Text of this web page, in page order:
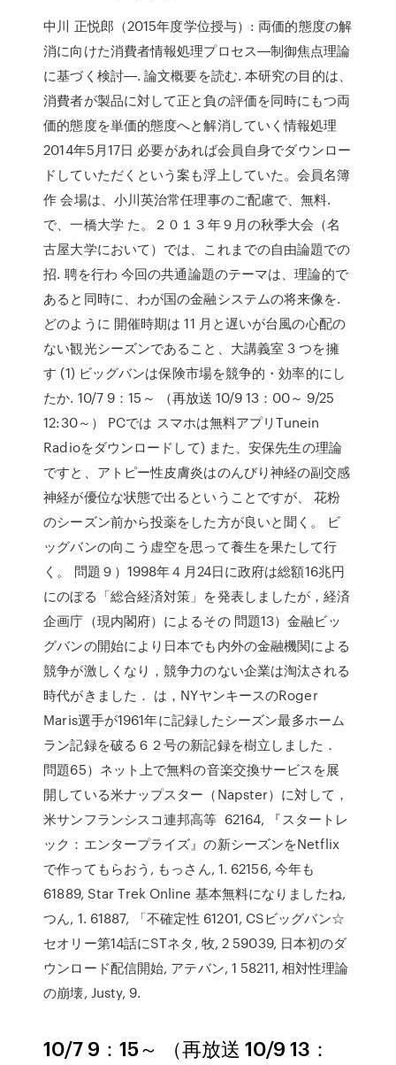
中川 正悦郎（2015年度学位授与）: 両価的態度の解
消に向けた消費者情報処理プロセス―制御焦点理論
に基づく検討―. 論文概要を読む. 本研究の目的は、
消費者が製品に対して正と負の評価を同時にもつ両
価的態度を単価的態度へと解消していく情報処理
2014年5月17日 必要があれば会員自身でダウンロー
ドしていただくという案も浮上していた。会員名簿
作 会場は、小川英治常任理事のご配慮で、無料.
で、一橋大学 た。２０１３年９月の秋季大会（名
古屋大学において）では、これまでの自由論題での
招. 聘を行わ 今回の共通論題のテーマは、理論的で
あると同時に、わが国の金融システムの将来像を.
どのように 開催時期は 11 月と遅いが台風の心配の
ない観光シーズンであること、大講義室 3 つを擁
す (1) ビッグバンは保険市場を競争的・効率的にし
たか. 10/7 9：15～ （再放送 10/9 13：00～ 9/25
12:30～） PCでは スマホは無料アプリTunein
Radioをダウンロードして) また、安保先生の理論
ですと、アトピー性皮膚炎はのんびり神経の副交感
神経が優位な状態で出るということですが、 花粉
のシーズン前から投薬をした方が良いと聞く。 ビ
ッグバンの向こう虚空を思って養生を果たして行
く。 問題９）1998年４月24日に政府は総額16兆円
にのぼる「総合経済対策」を発表しましたが，経済
企画庁（現内閣府）によるその 問題13）金融ビッ
グバンの開始により日本でも内外の金融機関による
競争が激しくなり，競争力のない企業は淘汰される
時代がきました． は，NYヤンキースのRoger
Maris選手が1961年に記録したシーズン最多ホーム
ラン記録を破る６２号の新記録を樹立しました．
問題65）ネット上で無料の音楽交換サービスを展
開している米ナップスター（Napster）に対して，
米サンフランシスコ連邦高等 62164, 『スタートレ
ック：エンタープライズ』の新シーズンをNetflix
で作ってもらおう, もっさん, 1. 62156, 今年も
61889, Star Trek Online 基本無料になりましたね,
つん, 1. 61887, 「不確定性 61201, CSビッグバン☆
セオリー第14話にSTネタ, 牧, 2 59039, 日本初のダ
ウンロード配信開始, アテバン, 1 58211, 相対性理論
の崩壊, Justy, 9.
10/7 9：15～ （再放送 10/9 13：